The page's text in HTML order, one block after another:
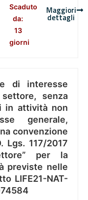
Scaduto
da:
13
giorni
Maggiori
dettagli
di interesse
senza
in attività non
generale,
convenzione
Lgs. 117/2017
per la
previste nelle
LIFE21-NAT-